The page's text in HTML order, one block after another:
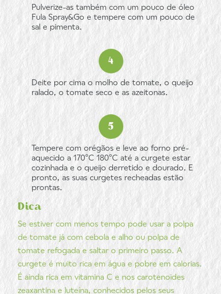
Pulverize-as também com um pouco de óleo
Fula Spray&Go e tempere com um pouco de
sal e pimenta.
Deite por cima o molho de tomate, o queijo
ralado, o tomate seco e as azeitonas.
Tempere com orégãos e leve ao forno pré-
aquecido a 170ºC 180ºC até a curgete estar
cozinhada e o queijo derretido e dourado. E
pronto, as suas curgetes recheadas estão
prontas.
Dica
Se estiver com menos tempo pode usar a polpa
de tomate já com cebola e alho ou polpa de
tomate refogada e saltar o primeiro passo. A
curgete é muito rica em água e pobre em calorias.
É ainda rica em vitamina C e nos carotenoides
zeaxantina e luteína, conhecidos pelos seus